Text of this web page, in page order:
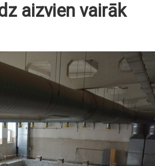
aizvien vairāk